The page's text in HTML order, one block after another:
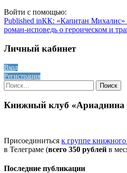
Войти с помощью:
Навигация
по
записям
Published inКК: «Капитан Михалис»
роман-исповедь о героическом и
Личный кабинет
Вход
Регистрация
Найти:
Книжный клуб «Ариаднина
Присоединиться к группе
в Телеграме (всего 350 рублей в
Последние публикации